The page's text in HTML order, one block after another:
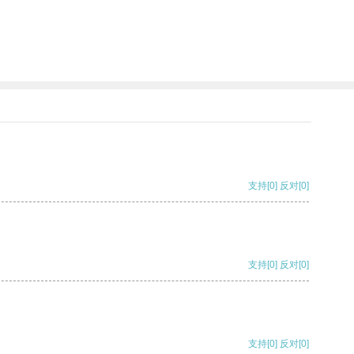
支持[0] 反对[0]
支持[0] 反对[0]
支持[0] 反对[0]